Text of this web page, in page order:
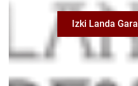
Izki Landa